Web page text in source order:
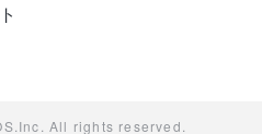
All rights reserved.